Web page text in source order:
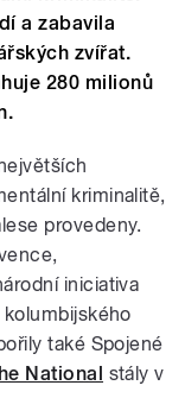
a zabavila
zvířat.
280 milionů
kriminalitě,
provedeny.
iniciativa
také Spojené
National stály v